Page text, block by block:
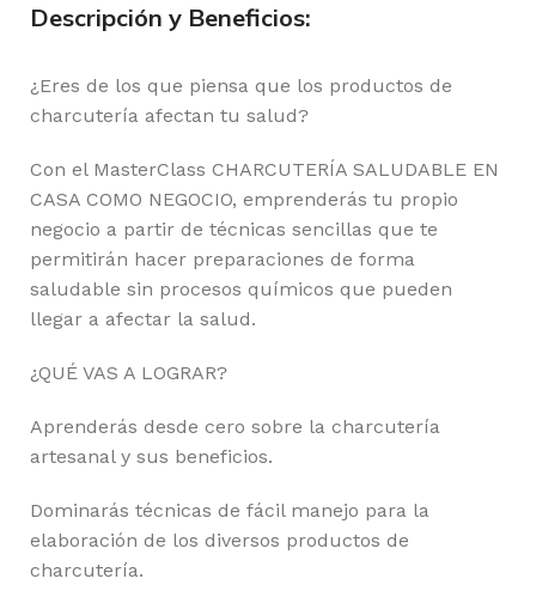
Descripción y Beneficios:
¿Eres de los que piensa que los productos de
charcutería afectan tu salud?
Con el MasterClass CHARCUTERÍA SALUDABLE EN
CASA COMO NEGOCIO, emprenderás tu propio
negocio a partir de técnicas sencillas que te
permitirán hacer preparaciones de forma
saludable sin procesos químicos que pueden
llegar a afectar la salud.
¿QUÉ VAS A LOGRAR?
Aprenderás desde cero sobre la charcutería
artesanal y sus beneficios.
Dominarás técnicas de fácil manejo para la
elaboración de los diversos productos de
charcutería.